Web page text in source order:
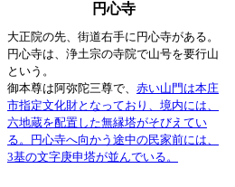
円心寺
大正院の先、街道右手に円心寺がある。
円心寺は、浄土宗の寺院で山号を要行山
という。
御本尊は阿弥陀三尊で、 赤い山門は本庄
市指定文化財となっており、境内には、
六地蔵を配置した無縁塔がそびえてい
る。円心寺へ向かう途中の民家前には、
3基の文字庚申塔が並んでいる。